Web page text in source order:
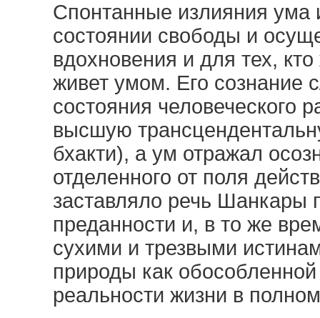
Спонтанные излияния
состоянии свободы и
вдохновения и для тех,
живет умом. Его сознание
состояния человеческого
высшую
бхакти), а ум отражал
отделенного от поля
заставляло речь Шанкары
преданности и, в то же
сухими и трезвыми
природы как
реальности жизни в